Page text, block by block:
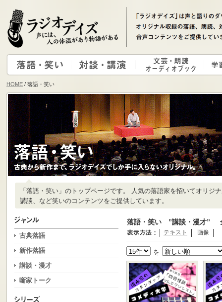
HOME / 落語・笑い
「落語・笑い」のトップページです。 人気の落語家を招いてオリジ
講談、など笑いのコンテンツをご提供しています。
落語・笑い ”講談・漫才”
テキスト 画像
を
古典落語
新作落語
講談・漫才
噺家トーク